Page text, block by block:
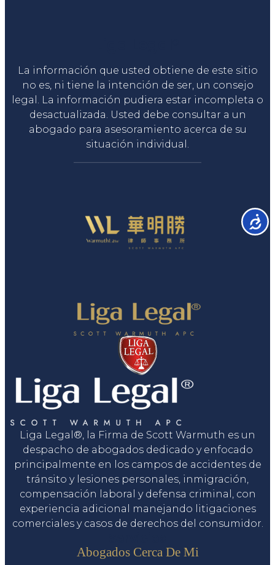
La información que usted obtiene de este sitio
no es, ni tiene la intención de ser, un consejo
legal. La información pudiera estar incompleta o
desactualizada. Usted debe consultar a un
abogado para asesoramiento acerca de su
situación individual.
Liga Legal®, la Firma de Scott Warmuth es un
despacho de abogados dedicado y enfocado
principalmente en los campos de accidentes de
tránsito y lesiones personales, inmigración,
compensación laboral y defensa criminal, con
experiencia adicional manejando litigaciones
comerciales y casos de derechos del consumidor.
Abogados Cerca De Mi